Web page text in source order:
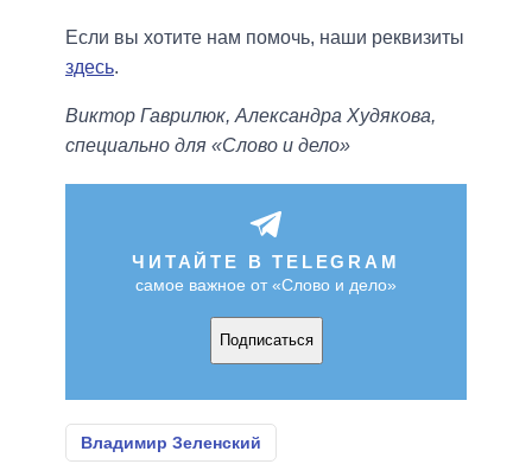
Если вы хотите нам помочь, наши реквизиты
здесь.
Виктор Гаврилюк, Александра Худякова,
специально для «Слово и дело»
ЧИТАЙТЕ В TELEGRAM
самое важное от «Слово и дело»
Подписаться
Владимир Зеленский